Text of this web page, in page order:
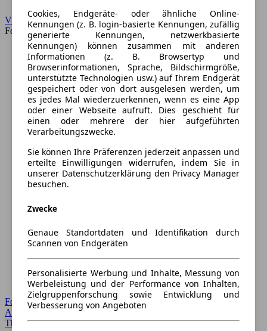
VW
Forum
Forum Startseite
Alle Auto-Foren
Themen-Forum
Cookies, Endgeräte- oder ähnliche Online-
Kennungen (z. B. login-basierte Kennungen, zufällig
generierte Kennungen, netzwerkbasierte
Kennungen) können zusammen mit anderen
Informationen (z. B. Browsertyp und
Browserinformationen, Sprache, Bildschirmgröße,
unterstützte Technologien usw.) auf Ihrem Endgerät
gespeichert oder von dort ausgelesen werden, um
es jedes Mal wiederzuerkennen, wenn es eine App
oder einer Webseite aufruft. Dies geschieht für
einen oder mehrere der hier aufgeführten
Verarbeitungszwecke.
Sie können Ihre Präferenzen jederzeit anpassen und
erteilte Einwilligungen widerrufen, indem Sie in
unserer Datenschutzerklärung den Privacy Manager
besuchen.
Zwecke
Genaue Standortdaten und Identifikation durch
Scannen von Endgeräten
Personalisierte Werbung und Inhalte, Messung von
Werbeleistung und der Performance von Inhalten,
Zielgruppenforschung sowie Entwicklung und
Verbesserung von Angeboten